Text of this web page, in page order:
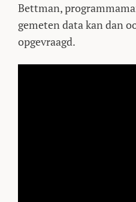
Bettman,
gemeten data kan dan
opgevraagd.